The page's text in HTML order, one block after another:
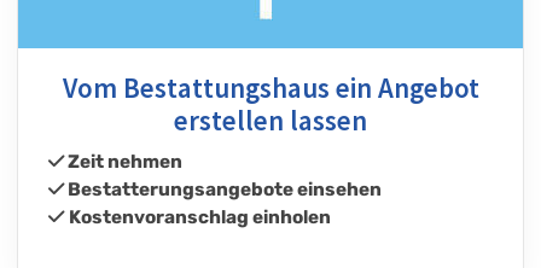
Vom Bestattungshaus ein Angebot
erstellen lassen
Zeit nehmen
Bestatterungsangebote einsehen
Kostenvoranschlag einholen